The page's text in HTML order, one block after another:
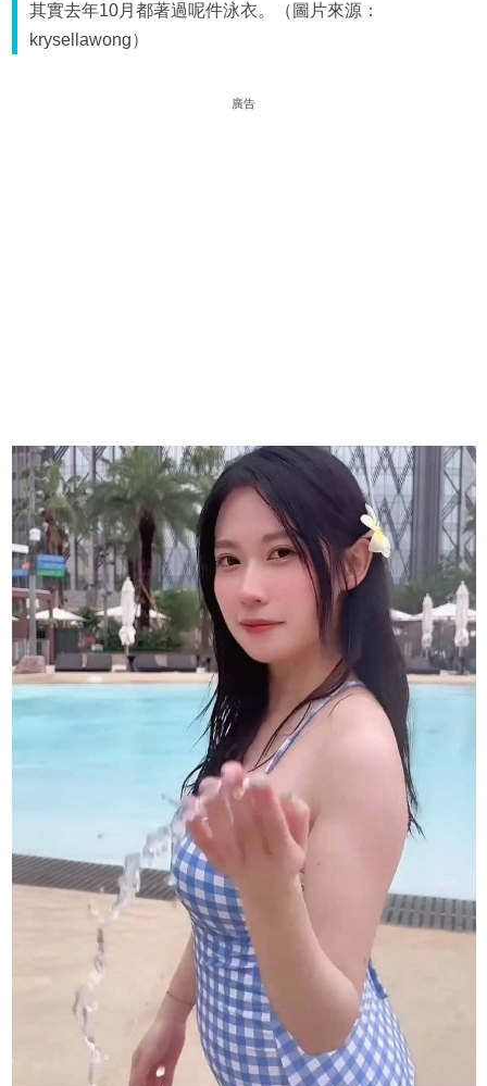
其實去年10月都著過呢件泳衣。（圖片來源：
krysellawong）
廣告